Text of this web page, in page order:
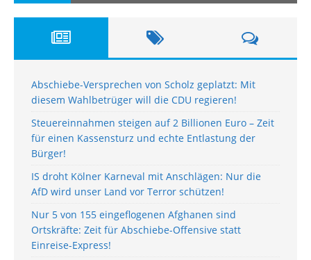
Abschiebe-Versprechen von Scholz geplatzt: Mit
diesem Wahlbetrüger will die CDU regieren!
Steuereinnahmen steigen auf 2 Billionen Euro – Zeit
für einen Kassensturz und echte Entlastung der
Bürger!
IS droht Kölner Karneval mit Anschlägen: Nur die
AfD wird unser Land vor Terror schützen!
Nur 5 von 155 eingeflogenen Afghanen sind
Ortskräfte: Zeit für Abschiebe-Offensive statt
Einreise-Express!